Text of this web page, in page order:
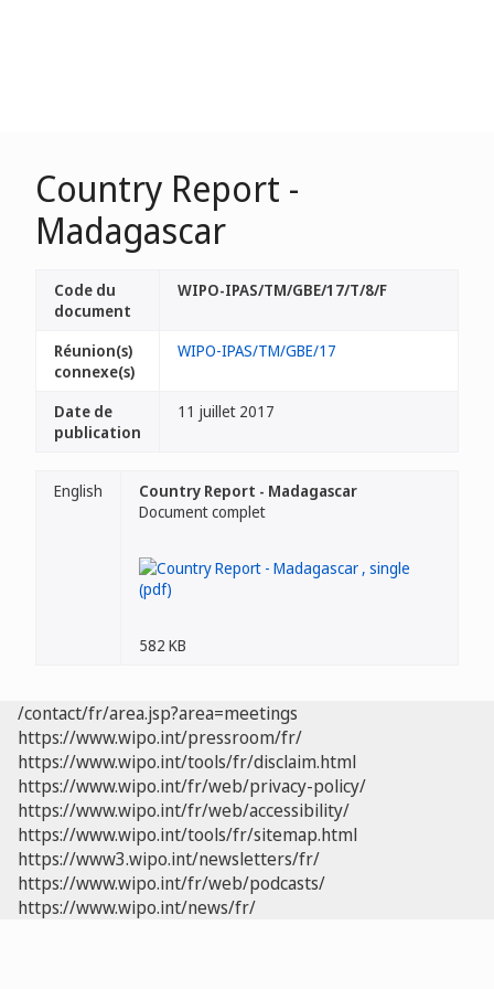
Country Report -
Madagascar
Code du
document
WIPO-IPAS/TM/GBE/17/T/8/F
Réunion(s)
connexe(s)
WIPO-IPAS/TM/GBE/17
Date de
publication
11 juillet 2017
English
Country Report - Madagascar
Document complet
582 KB
/contact/fr/area.jsp?area=meetings
https://www.wipo.int/pressroom/fr/
https://www.wipo.int/tools/fr/disclaim.html
https://www.wipo.int/fr/web/privacy-policy/
https://www.wipo.int/fr/web/accessibility/
https://www.wipo.int/tools/fr/sitemap.html
https://www3.wipo.int/newsletters/fr/
https://www.wipo.int/fr/web/podcasts/
https://www.wipo.int/news/fr/